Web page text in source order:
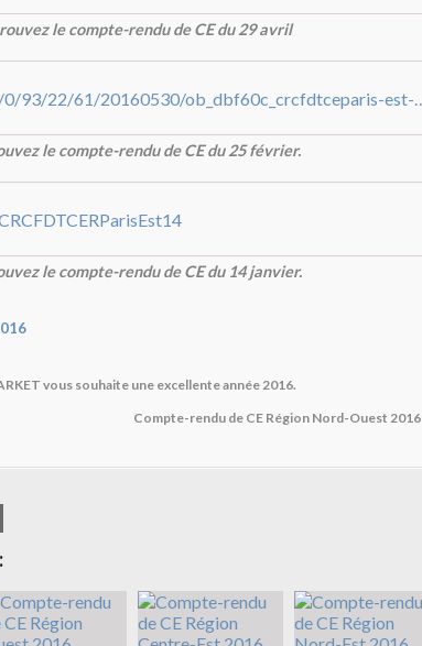
le compte-rendu de CE du 29 avril
le compte-rendu de CE du 25 février.
le compte-rendu de CE du 14 janvier.
vous souhaite une excellente année 2016.
Compte-rendu de CE Région Nord-Ouest 2016